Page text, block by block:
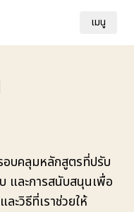
เมนู
อบคลุมหลักสูตรที่ปรับ
และการสนับสนุนเพื่อ
ะวิธีที่เราช่วยให้